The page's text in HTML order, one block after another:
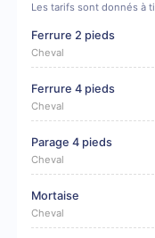
Les tarifs sont donnés à
Ferrure 2 pieds
Cheval
Ferrure 4 pieds
Cheval
Parage 4 pieds
Cheval
Mortaise
Cheval